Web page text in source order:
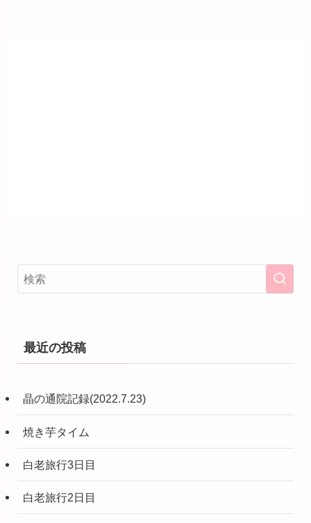
最近の投稿
晶の通院記録(2022.7.23)
焼き芋タイム
白老旅行3日目
白老旅行2日目